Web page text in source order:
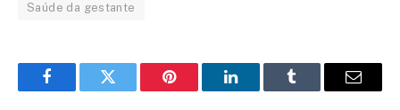
Saúde da gestante
FacebookTwitter Pinterest LinkedInTumblr Email